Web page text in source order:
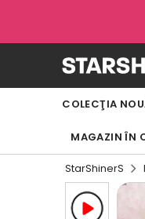
COLECŢIA
MAGAZIN ÎN
StarShinerS